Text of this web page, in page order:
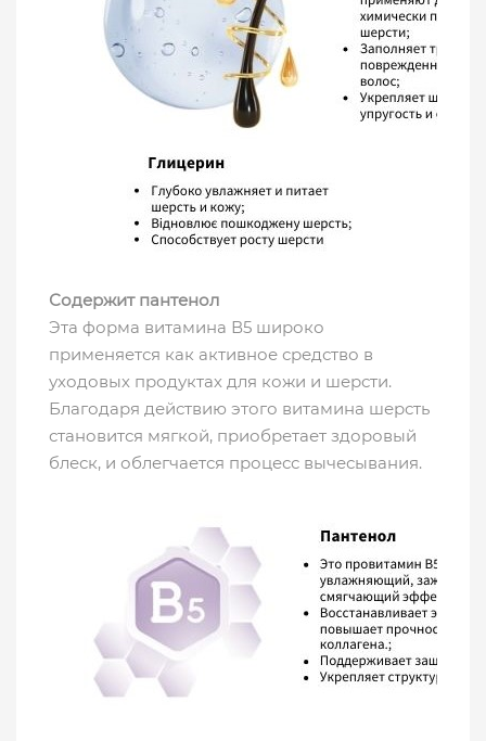
Содержит пантенол
Эта форма витамина В5 широко
применяется как активное средство в
уходовых продуктах для кожи и шерсти.
Благодаря действию этого витамина шерсть
становится мягкой, приобретает здоровый
блеск, и облегчается процесс вычесывания.